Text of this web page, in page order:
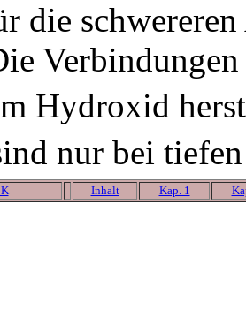
die
Hydroxid
nur bei
Inhalt Kap. 1